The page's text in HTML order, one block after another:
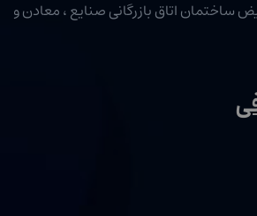
ساختمان اتاق بازرگانی صنایع ، معادن و